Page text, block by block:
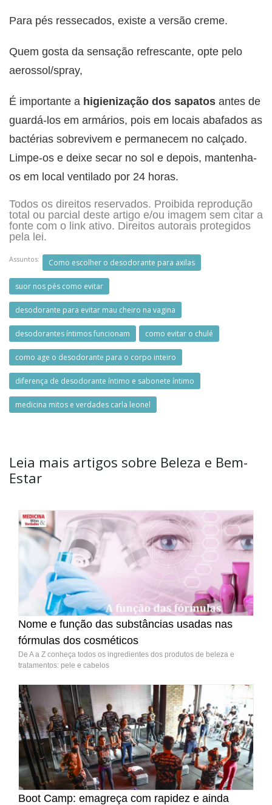
Para pés ressecados, existe a versão creme.
Quem gosta da sensação refrescante, opte pelo
aerossol/spray,
É importante a higienização dos sapatos antes de
guardá-los em armários, pois em locais abafados as
bactérias sobrevivem e permanecem no calçado.
Limpe-os e deixe secar no sol e depois, mantenha-
os em local ventilado por 24 horas.
Todos os direitos reservados. Proibida reprodução
total ou parcial deste artigo e/ou imagem sem citar a
fonte com o link ativo. Direitos autorais protegidos
pela lei.
Assuntos: Como escolher o desodorante para axilas
suor nos pés como evitar
desodorante para evitar mau cheiro na vagina
desodorantes íntimos funcionam como evitar o chulé
como age o desodorante para o corpo inteiro
diferença de desodorante íntimo e sabonete íntimo
medicina mitos e verdades carla leonel
Leia mais artigos sobre Beleza e Bem-
Estar
Nome e função das substâncias usadas nas
fórmulas dos cosméticos
De A a Z conheça todos os ingredientes dos produtos de beleza e
tratamentos: pele e cabelos
Boot Camp: emagreça com rapidez e ainda